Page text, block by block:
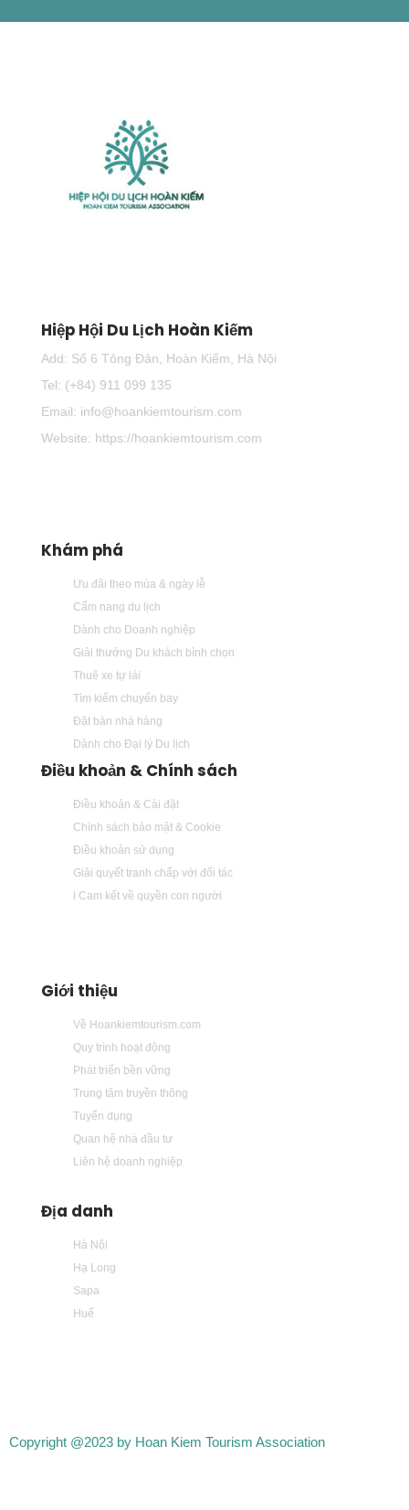
Hiệp Hội Du Lịch Hoàn Kiếm
Add: Số 6 Tông Đản, Hoàn Kiếm, Hà Nội
Tel: (+84) 911 099 135
Email: info@hoankiemtourism.com
Website: https://hoankiemtourism.com
Khám phá
Ưu đãi theo mùa & ngày lễ
Cẩm nang du lịch
Dành cho Doanh nghiệp
Giải thưởng Du khách bình chọn
Thuê xe tự lái
Tìm kiếm chuyến bay
Đặt bàn nhà hàng
Dành cho Đại lý Du lịch
Điều khoản & Chính sách
Điều khoản & Cài đặt
Chính sách bảo mật & Cookie
Điều khoản sử dụng
Giải quyết tranh chấp với đối tác
i Cam kết về quyền con người
Giới thiệu
Về Hoankiemtourism.com
Quy trình hoạt động
Phát triển bền vững
Trung tâm truyền thông
Tuyển dụng
Quan hệ nhà đầu tư
Liên hệ doanh nghiệp
Địa danh
Hà Nội
Hạ Long
Sapa
Huế
Copyright @2023 by Hoan Kiem Tourism Association